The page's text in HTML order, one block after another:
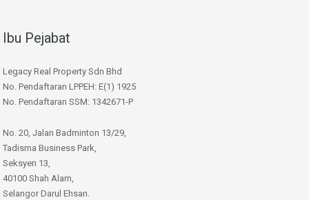
Ibu Pejabat
Legacy Real Property Sdn Bhd
No. Pendaftaran LPPEH: E(1) 1925
No. Pendaftaran SSM: 1342671-P
No. 20, Jalan Badminton 13/29,
Tadisma Business Park,
Seksyen 13,
40100 Shah Alam,
Selangor Darul Ehsan.